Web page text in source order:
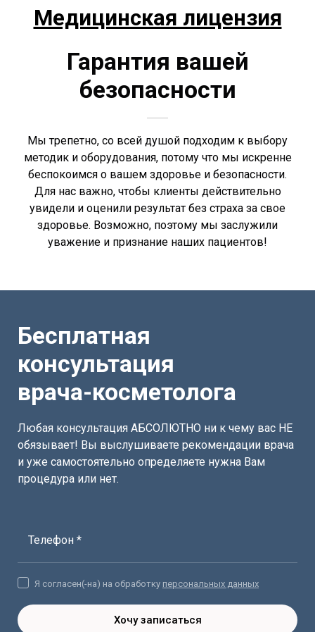
Медицинская лицензия
Гарантия вашей
безопасности
Мы трепетно, со всей душой подходим к выбору
методик и оборудования, потому что мы искренне
беспокоимся о вашем здоровье и безопасности.
Для нас важно, чтобы клиенты действительно
увидели и оценили результат без страха за свое
здоровье. Возможно, поэтому мы заслужили
уважение и признание наших пациентов!
Бесплатная
консультация
врача-косметолога
Любая консультация АБСОЛЮТНО ни к чему вас НЕ
обязывает! Вы выслушиваете рекомендации врача
и уже самостоятельно определяете нужна Вам
процедура или нет.
Телефон *
Хочу записаться
Я согласен(-на) на обработку персональных данных